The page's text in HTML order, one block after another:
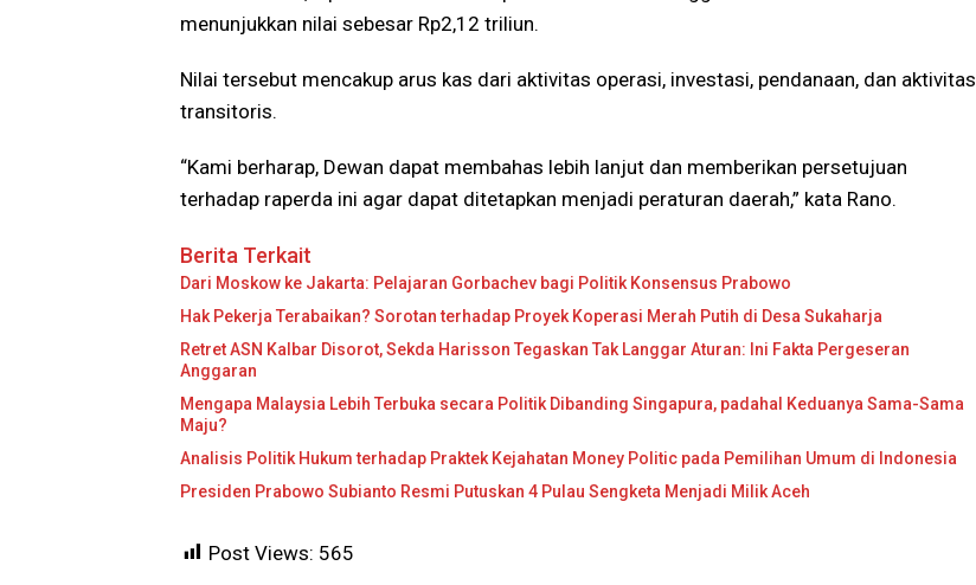
menunjukkan nilai sebesar Rp2,12 triliun.
Nilai tersebut mencakup arus kas dari aktivitas operasi, investasi, pendanaan, dan aktivitas
transitoris.
“Kami berharap, Dewan dapat membahas lebih lanjut dan memberikan persetujuan
terhadap raperda ini agar dapat ditetapkan menjadi peraturan daerah,” kata Rano.
Berita Terkait
Dari Moskow ke Jakarta: Pelajaran Gorbachev bagi Politik Konsensus Prabowo
Hak Pekerja Terabaikan? Sorotan terhadap Proyek Koperasi Merah Putih di Desa Sukaharja
Retret ASN Kalbar Disorot, Sekda Harisson Tegaskan Tak Langgar Aturan: Ini Fakta Pergeseran
Anggaran
Mengapa Malaysia Lebih Terbuka secara Politik Dibanding Singapura, padahal Keduanya Sama-Sama
Maju?
Analisis Politik Hukum terhadap Praktek Kejahatan Money Politic pada Pemilihan Umum di Indonesia
Presiden Prabowo Subianto Resmi Putuskan 4 Pulau Sengketa Menjadi Milik Aceh
Post Views: 565